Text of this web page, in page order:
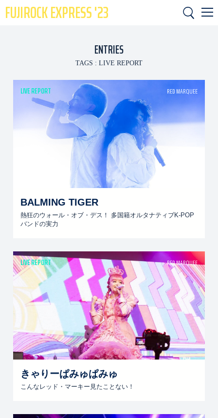
FUJIROCK EXPRESS '23
ENTRIES
TAGS : LIVE REPORT
LIVE REPORT RED MARQUEE
BALMING TIGER
熱狂のウォール・オブ・デス！ 多国籍オルタナティブK-POP
バンドの実力
LIVE REPORT RED MARQUEE
きゃりーぱみゅぱみゅ
こんなレッド・マーキー見たことない！